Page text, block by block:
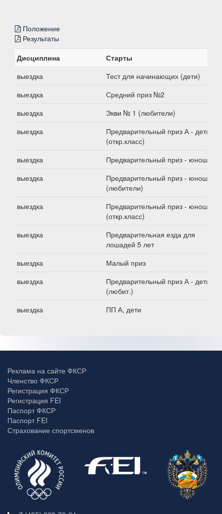
Положение
Результаты
Дисциплина
Старты
выездка
Тест для начинающих (дети)
выездка
Средний приз №2
выездка
Экви № 1 (любители)
выездка
Предварительный приз А - дети
(откр.класс)
выездка
Предварительный приз - юноши
выездка
Предварительный приз - юноши
(любители)
выездка
Предварительный приз - юноши
(откр.класс)
выездка
Предварительная езда для
лошадей 5 лет
выездка
Малый приз
выездка
Предварительный приз А - дети
(любит.)
выездка
ПП А, дети
Реклама на сайте ФКСР
Членство ФКСР
Регистрация ФКСР
Регистрация FEI
Паспорт ФКСР
Паспорт FEI
Страхование спортсменов